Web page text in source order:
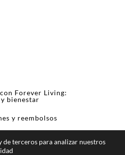
Forever Living:
bienestar
y reembolsos
de terceros para analizar nuestros